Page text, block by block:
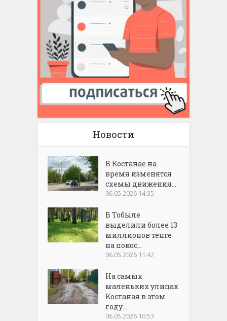
Новости
В Костанае на
время изменятся
схемы движения...
06.05.2026 14:35
В Тобыле
выделили более 13
миллионов тенге
на покос...
06.05.2026 11:42
На самых
маленьких улицах
Костаная в этом
году...
06.05.2026 10:53